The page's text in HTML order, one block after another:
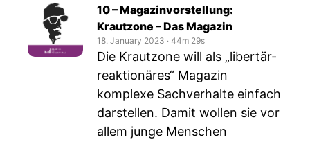
10 – Magazinvorstellung:
Krautzone – Das Magazin
18. January 2023 ‧ 44m 29s
Die Krautzone will als „libertär-
reaktionäres“ Magazin
komplexe Sachverhalte einfach
darstellen. Damit wollen sie vor
allem junge Menschen